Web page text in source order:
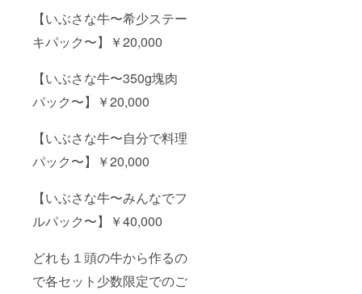
【いぶさな牛〜希少ステー
キパック〜】￥20,000
【いぶさな牛〜350g塊肉
パック〜】￥20,000
【いぶさな牛〜自分で料理
パック〜】￥20,000
【いぶさな牛〜みんなでフ
ルパック〜】￥40,000
どれも１頭の牛から作るの
で各セット少数限定でのご